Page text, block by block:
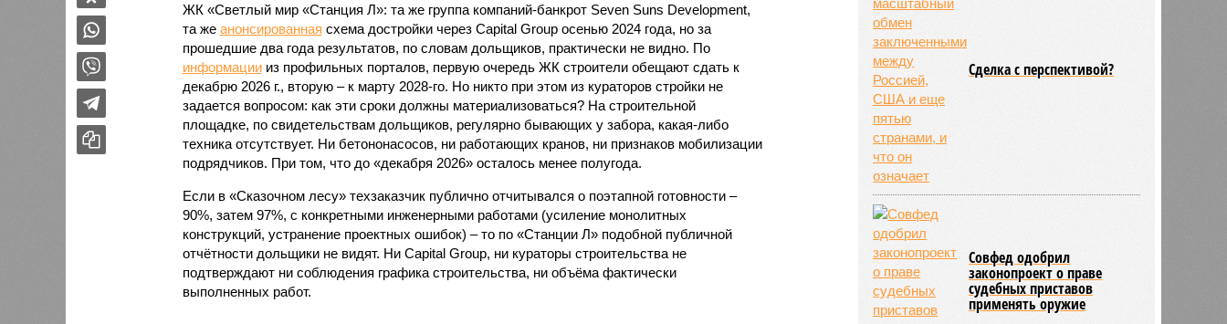
ЖК «Светлый мир «Станция Л»: та же группа компаний-банкрот Seven Suns Development,
та же анонсированная схема достройки через Capital Group осенью 2024 года, но за
прошедшие два года результатов, по словам дольщиков, практически не видно. По
информациииз профильных порталов, первую очередь ЖК строители обещают сдать к
декабрю 2026 г., вторую – к марту 2028-го. Но никто при этом из кураторов стройки не
задается вопросом: как эти сроки должны материализоваться? На строительной
площадке, по свидетельствам дольщиков, регулярно бывающих у забора, какая-либо
техника отсутствует. Ни бетононасосов, ни работающих кранов, ни признаков мобилизации
подрядчиков. При том, что до «декабря 2026» осталось менее полугода.
Если в «Сказочном лесу» техзаказчик публично отчитывался о поэтапной готовности –
90%, затем 97%, с конкретными инженерными работами (усиление монолитных
конструкций, устранение проектных ошибок) – то по «Станции Л» подобной публичной
отчётности дольщики не видят. Ни Capital Group, ни кураторы строительства не
подтверждают ни соблюдения графика строительства, ни объёма фактически
выполненных работ.
Сделка с перспективой?
Совфед одобрил
законопроект о праве
судебных приставов
применять оружие